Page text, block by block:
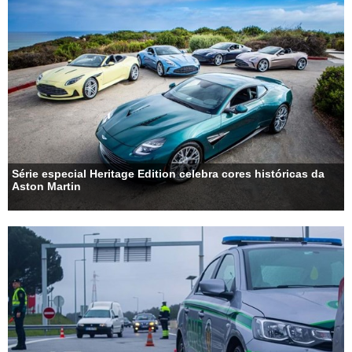
Série especial Heritage Edition celebra cores históricas da
Aston Martin